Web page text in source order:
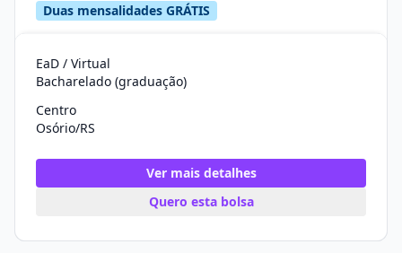
Duas mensalidades GRÁTIS
EaD / Virtual
Bacharelado (graduação)
Centro
Osório/RS
Ver mais detalhes
Quero esta bolsa